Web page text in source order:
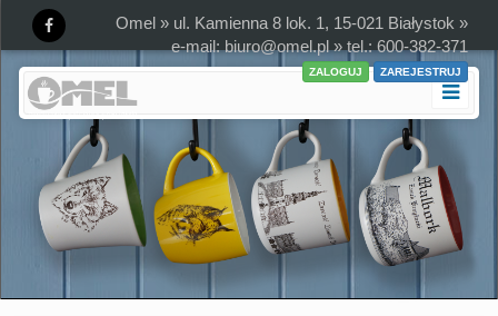
Omel » ul. Kamienna 8 lok. 1, 15-021 Białystok »
e-mail:biuro@omel.pl» tel.: 600-382-371
ZALOGUJ ZAREJESTRUJ